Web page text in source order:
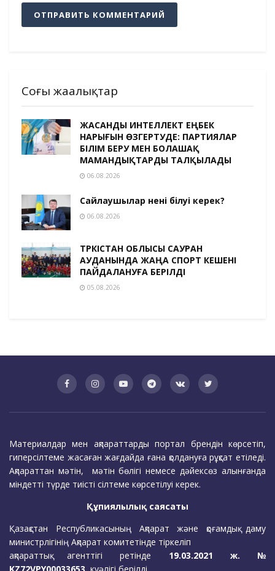
Соңғы жаңалықтар
ЖАСАНДЫ ИНТЕЛЛЕКТ ЕҢБЕК
НАРЫҒЫН ӨЗГЕРТУДЕ: ПАРТИЯЛАР
БІЛІМ БЕРУ МЕН БОЛАШАҚ
МАМАНДЫҚТАРДЫ ТАЛҚЫЛАДЫ
06.08.2026
Сайлаушылар нені білуі керек?
06.08.2026
ТҮРКІСТАН ОБЛЫСЫ САУРАН
АУДАНЫНДА ЖАҢА СПОРТ КЕШЕНІ
ПАЙДАЛАНУҒА БЕРІЛДІ
05.08.2026
Материалдар мен ақпараттарды портал брендін көрсетіп,
гиперсілтеме жасаған жағдайда ғана қолдануға рұқсат етіледі.
Ақпараттан мәтін, мәтін бөлігі немесе дәйексөз алынғанда
міндетті түрде тиісті сілтеме көрсетілуі керек.
Құпиялылық саясаты
Қазақстан Республикасының Ақпарат және қоғамдық даму
министрлігінің Ақпарат комитетінде тіркеліп
ақпараттық агенттігі ретінде 19.03.2021 ж. №
KZ72VPY00033653 куәлігі берілді.